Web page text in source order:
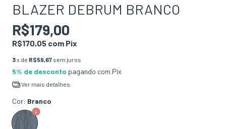
BLAZER DEBRUM BRANCO
R$179,00
R$170,05 com Pix
3x de R$59,67 sem juros
5% de desconto pagando com Pix
Ver mais detalhes
Cor: Branco